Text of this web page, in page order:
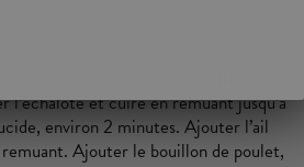
l’échalote et cuire en remuant jusqu’à
environ 2 minutes. Ajouter l’ail
Ajouter le bouillon de poulet,